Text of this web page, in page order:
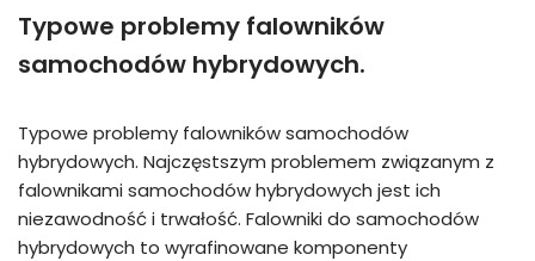
Typowe problemy falowników
samochodów hybrydowych.
Typowe problemy falowników samochodów
hybrydowych. Najczęstszym problemem związanym z
falownikami samochodów hybrydowych jest ich
niezawodność i trwałość. Falowniki do samochodów
hybrydowych to wyrafinowane komponenty